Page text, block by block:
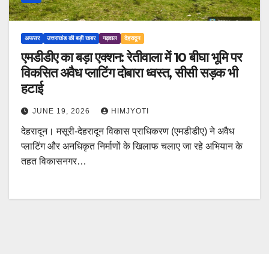
अफसर उत्तराखंड की बड़ी खबर गढ़वाल देहरादून
एमडीडीए का बड़ा एक्शन: रेतीवाला में 10 बीघा भूमि पर
विकसित अवैध प्लाटिंग दोबारा ध्वस्त, सीसी सड़क भी
हटाई
JUNE 19, 2026 HIMJYOTI
देहरादून। मसूरी-देहरादून विकास प्राधिकरण (एमडीडीए) ने अवैध
प्लाटिंग और अनधिकृत निर्माणों के खिलाफ चलाए जा रहे अभियान के
तहत विकासनगर…